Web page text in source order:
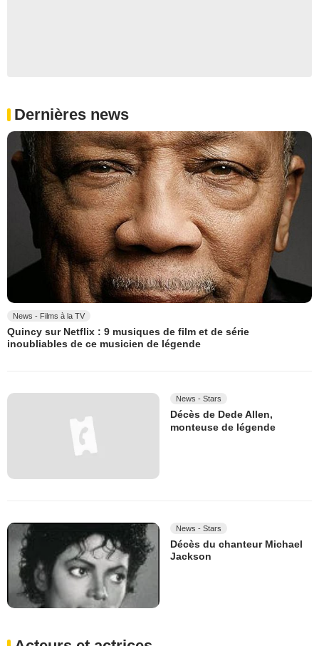
Dernières news
News - Films à la TV
Quincy sur Netflix : 9 musiques de film et de série
inoubliables de ce musicien de légende
News - Stars
Décès de Dede Allen,
monteuse de légende
News - Stars
Décès du chanteur Michael
Jackson